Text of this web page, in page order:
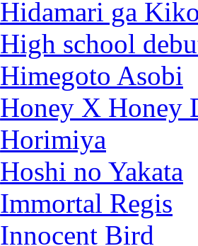
Hidamari ga
High school
Himegoto Asobi
Honey X Honey
Horimiya
Hoshi no Yakata
Immortal Regis
Innocent Bird